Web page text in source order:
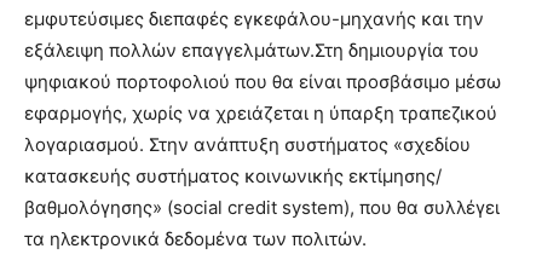
εμφυτεύσιμες διεπαφές εγκεφάλου-μηχανής και την
εξάλειψη πολλών επαγγελμάτων.Στη δημιουργία του
ψηφιακού πορτοφολιού που θα είναι προσβάσιμο μέσω
εφαρμογής, χωρίς να χρειάζεται η ύπαρξη τραπεζικού
λογαριασμού. Στην ανάπτυξη συστήματος «σχεδίου
κατασκευής συστήματος κοινωνικής εκτίμησης/
βαθμολόγησης» (social credit system), που θα συλλέγει
τα ηλεκτρονικά δεδομένα των πολιτών.